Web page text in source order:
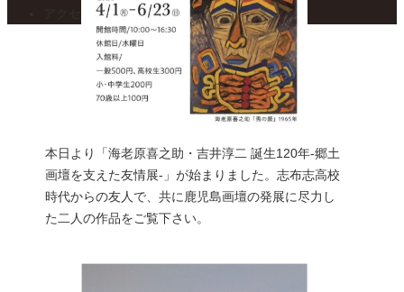
アクセスマップ
本日より「海老原喜之助・吉井淳二 誕生120年-郷土
画壇を支えた友情展-」が始まりました。志布志高校
時代からの友人で、共に鹿児島画壇の発展に尽力し
た二人の作品をご覧下さい。